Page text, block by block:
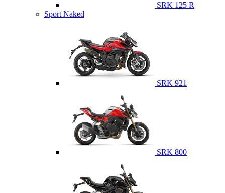
SRK 125 R
Sport Naked
SRK 921
SRK 800